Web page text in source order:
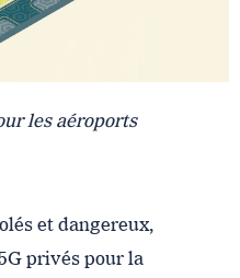
les aéroports
et dangereux,
privés pour la